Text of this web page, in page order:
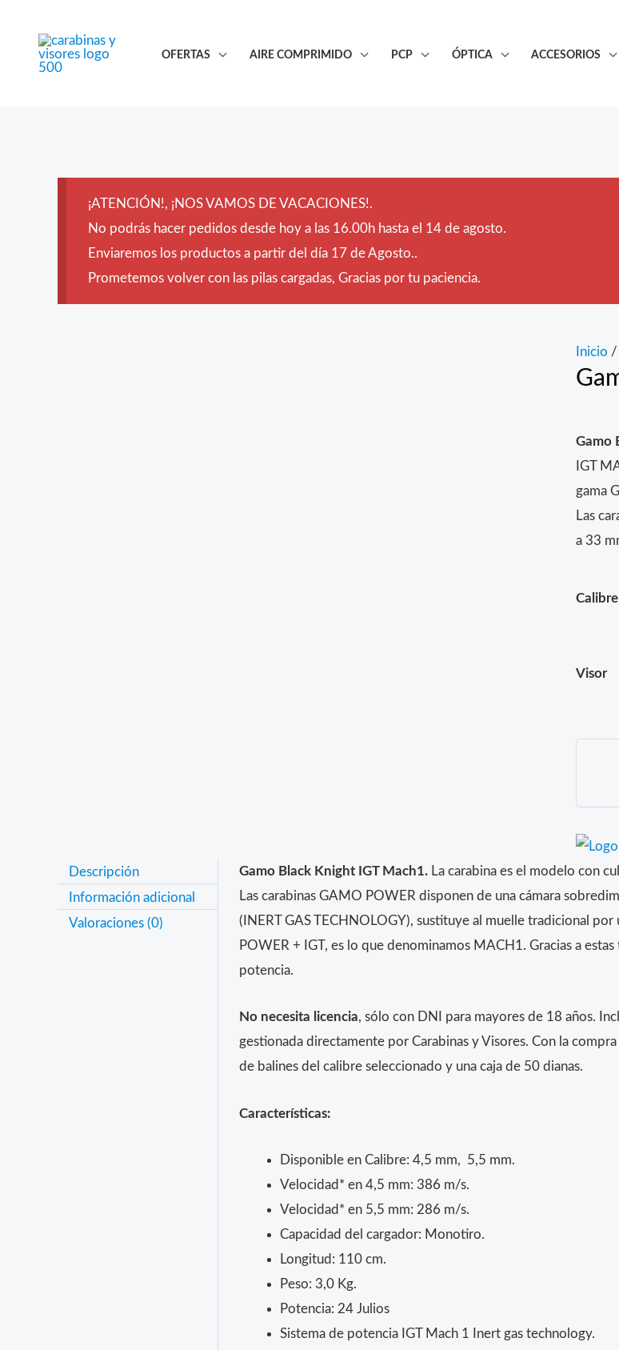
contenido
OFERTAS AIRE COMPRIMIDO PCP ÓPTICA ACCESORIOS
¡ATENCIÓN!, ¡NOS VAMOS DE VACACIONES!.
No podrás hacer pedidos desde hoy a las 16.00h hasta el 14 de agosto.
Enviaremos los productos a partir del día 17 de Agosto..
Prometemos volver con las pilas cargadas, Gracias por tu paciencia.
Inicio /
Gamo
IGT
gama
Las
a 33
Calibre
Visor
Descripción
Información adicional
Valoraciones (0)
Gamo Black Knight IGT Mach1. La carabina es el modelo con
Las carabinas GAMO POWER disponen de una cámara
(INERT GAS TECHNOLOGY), sustituye al muelle tradicional
POWER + IGT, es lo que denominamos MACH1. Gracias a
potencia.
No necesita licencia, sólo con DNI para mayores de 18 años.
gestionada directamente por Carabinas y Visores. Con la
de balines del calibre seleccionado y una caja de 50 dianas.
Características:
Disponible en Calibre: 4,5 mm, 5,5 mm.
Velocidad* en 4,5 mm: 386 m/s.
Velocidad* en 5,5 mm: 286 m/s.
Capacidad del cargador: Monotiro.
Longitud: 110 cm.
Peso: 3,0 Kg.
Potencia: 24 Julios
Sistema de potencia IGT Mach 1 Inert gas technology.